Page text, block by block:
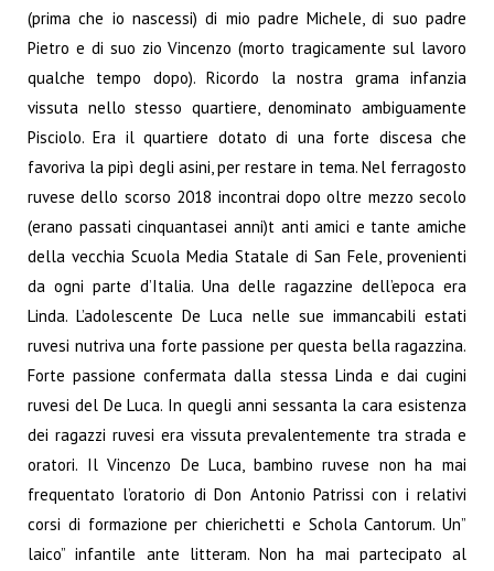
(prima che io nascessi) di mio padre Michele, di suo padre
Pietro e di suo zio Vincenzo (morto tragicamente sul lavoro
qualche tempo dopo).Ricordo la nostra grama infanzia
vissuta nello stesso quartiere, denominato ambiguamente
Pisciolo.Era il quartiere dotato di una forte discesa che
favoriva la pipì degli asini, per restare in tema. Nel ferragosto
ruvese dello scorso 2018 incontrai dopo oltre mezzo secolo
(erano passati cinquantasei anni)t anti amici e tante amiche
della vecchia Scuola Media Statale di San Fele, provenienti
da ogni parte d’Italia. Una delle ragazzine dell’epoca era
Linda. L’adolescente De Luca nelle sue immancabili estati
ruvesi nutriva una forte passione per questa bella ragazzina.
Forte passione confermata dalla stessa Linda e dai cugini
ruvesi del De Luca. In quegli anni sessanta la cara esistenza
dei ragazzi ruvesi era vissuta prevalentemente tra strada e
oratori. Il Vincenzo De Luca, bambino ruvese non ha mai
frequentato l’oratorio di Don Antonio Patrissi con i relativi
corsi di formazione per chierichetti e Schola Cantorum. Un”
laico” infantile ante litteram. Non ha mai partecipato al